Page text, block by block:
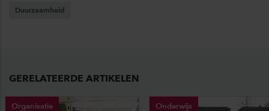
Duurzaamheid
GERELATEERDE ARTIKELEN
Organisatie Onderwijs